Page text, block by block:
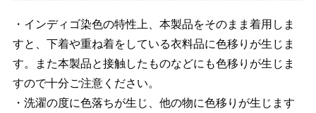
・インディゴ染色の特性上、本製品をそのまま着用しま
すと、下着や重ね着をしている衣料品に色移りが生じま
す。また本製品と接触したものなどにも色移りが生じま
すので十分ご注意ください。
・洗濯の度に色落ちが生じ、他の物に色移りが生じます